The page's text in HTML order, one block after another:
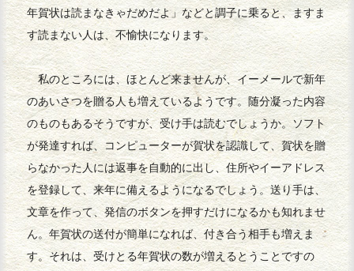
年賀状は読まなきゃだめだよ」などと調子に乗ると、ますま
す読まない人は、不愉快になります。
私のところには、ほとんど来ませんが、イーメールで新年
のあいさつを贈る人も増えているようです。随分凝った内容
のものもあるそうですが、受け手は読むでしょうか。ソフト
が発達すれば、コンピューターが賀状を認識して、賀状を贈
らなかった人には返事を自動的に出し、住所やイーアドレス
を登録して、来年に備えるようになるでしょう。送り手は、
文章を作って、発信のボタンを押すだけになるかも知れませ
ん。年賀状の送付が簡単になれば、付き合う相手も増えま
す。それは、受けとる年賀状の数が増えるとうことですの